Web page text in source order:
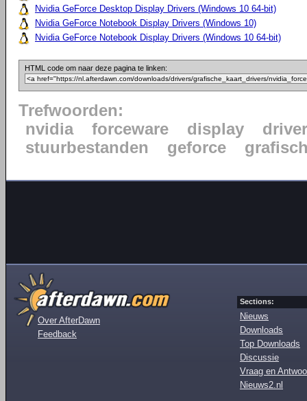
Nvidia GeForce Desktop Display Drivers (Windows 10 64-bit)
Nvidia GeForce Notebook Display Drivers (Windows 10)
Nvidia GeForce Notebook Display Drivers (Windows 10 64-bit)
HTML code om naar deze pagina te linken:
Trefwoorden:
nvidia
forceware display
driver
stuurbestanden
geforce
Over AfterDawn
Feedback
Sections:
Nieuws
Downloads
Top Downloads
Discussie
Vraag en
Nieuws2.nl